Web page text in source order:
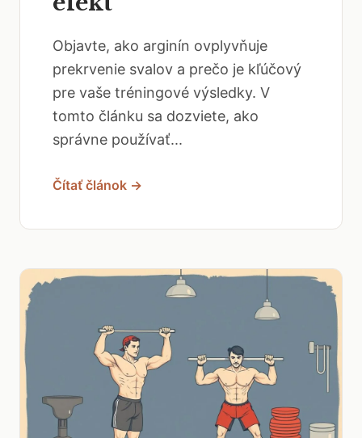
Objavte, ako arginín ovplyvňuje
prekrvenie svalov a prečo je kľúčový
pre vaše tréningové výsledky. V
tomto článku sa dozviete, ako
správne používať...
Čítať článok →